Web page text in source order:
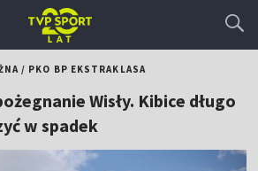
/ PKO BP EKSTRAKLASA
Wisły. Kibice długo
w spadek